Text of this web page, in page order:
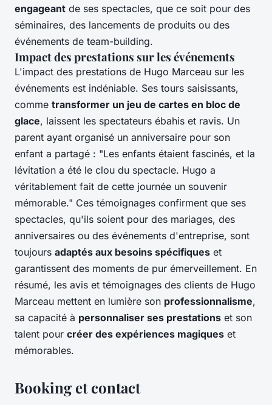
engageant de ses spectacles, que ce soit pour des
séminaires, des lancements de produits ou des
événements de team-building.
Impact des prestations sur les événements
L'impact des prestations de Hugo Marceau sur les
événements est indéniable. Ses tours saisissants,
comme transformer un jeu de cartes en bloc de
glace, laissent les spectateurs ébahis et ravis. Un
parent ayant organisé un anniversaire pour son
enfant a partagé : "Les enfants étaient fascinés, et la
lévitation a été le clou du spectacle. Hugo a
véritablement fait de cette journée un souvenir
mémorable." Ces témoignages confirment que ses
spectacles, qu'ils soient pour des mariages, des
anniversaires ou des événements d'entreprise, sont
toujours adaptés aux besoins spécifiques et
garantissent des moments de pur émerveillement. En
résumé, les avis et témoignages des clients de Hugo
Marceau mettent en lumière son professionnalisme,
sa capacité à personnaliser ses prestations et son
talent pour créer des expériences magiques et
mémorables.
Booking et contact